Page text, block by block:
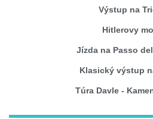
Výstup na
Hitlerovy
Jízda na Passo
Klasický výstup
Túra Davle -